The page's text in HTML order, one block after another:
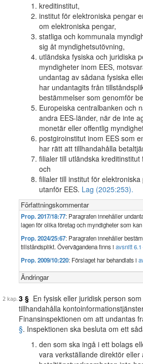
kreditinstitut,
institut för elektroniska pengar
om elektroniska pengar,
statliga och kommunala
sig åt myndighetsutövning,
utländska fysiska och juridiska
myndigheter inom EES,
undantag av sådana fysiska
har undantagits från
bestämmelser som genomför
Europeiska centralbanken och
andra EES-länder, när de inte
monetär eller offentlig
postgiroinstitut inom EES som
har rätt att tillhandahålla
filialer till utländska
och
filialer till institut för
utanför EES. Lag (2025:253).
Författningskommentar
Prop. 2017/18:77: Paragrafen innehåller
lagen för olika företag och myndigheter som
Prop. 2024/25:67: Paragrafen innehåller
tillståndsplikt. Övervägandena finns i avsnitt 6.1
Prop. 2009/10:220: Förslaget har behandlats i
Ändringar
3 § En fysisk eller juridisk person
tillhandahålla
Finansinspektionen om att undantas
§. Inspektionen ska besluta om ett
den som ska ingå i ett bolags
vara verkställande direktör eller